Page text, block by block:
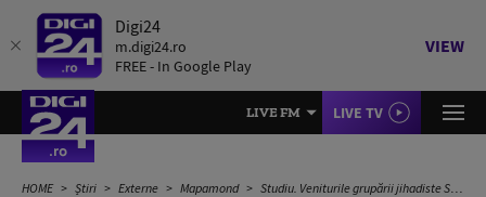
Digi24
m.digi24.ro
FREE - In Google Play
VIEW
LIVE FM LIVE TV
HOME Știri Externe Mapamond Studiu. Veniturile grupării jihadiste Stat Islamic au scăzut cu 30% față de anul trecut